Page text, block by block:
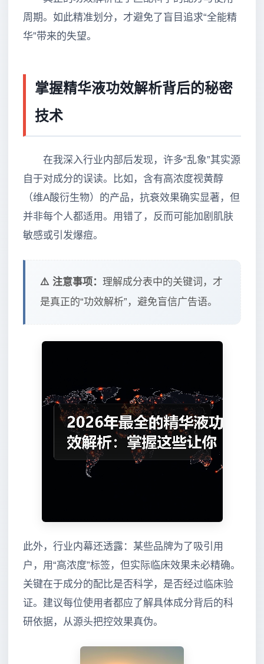
周期。如此精准划分，才避免了盲目追求“全能精
华”带来的失望。
掌握精华液功效解析背后的秘密
技术
在我深入行业内部后发现，许多“乱象”其实源
自于对成分的误读。比如，含有高浓度视黄醇
（维A酸衍生物）的产品，抗衰效果确实显著，但
并非每个人都适用。用错了，反而可能加剧肌肤
敏感或引发爆痘。
⚠️ 注意事项： 理解成分表中的关键词，才
是真正的“功效解析”，避免盲信广告语。
此外，行业内幕还透露：某些品牌为了吸引用
户，用“高浓度”标签，但实际临床效果未必精确。
关键在于成分的配比是否科学，是否经过临床验
证。建议每位使用者都应了解具体成分背后的科
研依据，从源头把控效果真伪。